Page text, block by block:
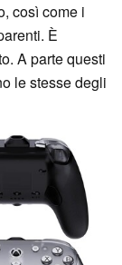
così come i
È
A parte questi
le stesse degli